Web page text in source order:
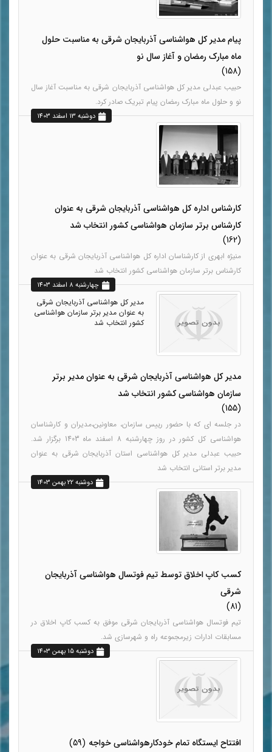
پیام مدیر کل هواشناسی آذربایجان شرقی به مناسبت حلول
ماه مبارک رمضان و آغاز سال نو
(158)
حبیب عبدلی مدیر کل هواشناسی آذربایجان شرقی به مناسبت آغاز سال
نو و حلول ماه مبارک رمضان پیام تبریک صادر کرد.
کارشناس اداره کل هواشناسی آذربایجان شرقی به عنوان
کارشناس برتر سازمان هواشناسی کشور انتخاب شد
(162)
منیژه ابهری از کارشناسان اداره کل هواشناسی آذربایجان شرقی به عنوان
کارشناس برتر سازمان هواشناسی کشور انتخاب شد
دوشنبه 13 اسفند 1403
مدیر کل هواشناسی آذربایجان شرقی
به عنوان مدیر برتر سازمان هواشناسی
کشور انتخاب شد
مدیر کل هواشناسی آذربایجان شرقی به عنوان مدیر برتر
سازمان هواشناسی کشور انتخاب شد
(155)
در جلسه ای که با حضور رییس سازمان، معاونین،مدیران و کارشناسان
هواشناسی کل کشور در روز چهارشنبه 8 اسفند ماه 1403 برگزار شد.
حبیب عبدلی مدیر کل هواشناسی استان آذربایجان شرقی به عنوان
مدیر برتر استانی انتخاب شد
چهارشنبه 8 اسفند 1403
کسب کاپ اخلاق توسط تیم فوتسال هواشناسی آذربایجان
شرقی
(81)
تیم فوتسال هواشناسی آذربایجان شرقی موفق به کسب کاپ اخلاق در
مسابقات ادارات زیرمجموعه راه و شهرسازی شد.
دوشنبه 22 بهمن 1403
افتتاح ایستگاه تمام خودکارهواشناسی خواجه (59)
دوشنبه 15 بهمن 1403